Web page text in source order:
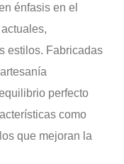
énfasis en el
estilos. Fabricadas
perfecto
como
que mejoran la